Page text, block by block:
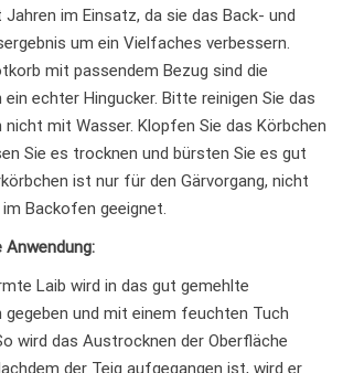
Jahren im Einsatz, da sie das Back- und
um ein Vielfaches verbessern.
mit passendem Bezug sind die
ein echter Hingucker. Bitte reinigen Sie das
nicht mit Wasser. Klopfen Sie das Körbchen
Sie es trocknen und bürsten Sie es gut
ist nur für den Gärvorgang, nicht
Backofen geeignet.
Laib wird in das gut gemehlte
gegeben und mit einem feuchten Tuch
wird das Austrocknen der Oberfläche
der Teig aufgegangen ist, wird er